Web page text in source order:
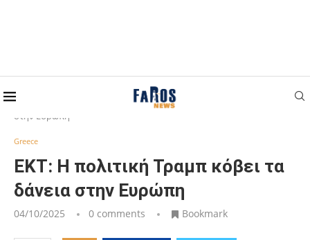
Home
ΕΚΤ: Η πολιτική Τραμπ κόβει τα δάνεια
στην Ευρώπη
Greece
ΕΚΤ: Η πολιτική Τραμπ κόβει τα
δάνεια στην Ευρώπη
04/10/2025 0 comments Bookmark